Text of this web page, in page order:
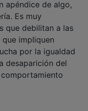
Es muy
debilitan a las
impliquen
por la igualdad
desaparición del